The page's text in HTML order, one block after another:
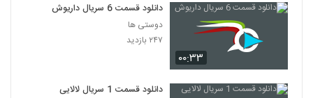
۰۰:۳۳
دانلود قسمت 6 سریال داریوش
دوستی ها
۲۴۷ بازدید
دانلود قسمت 1 سریال لالایی